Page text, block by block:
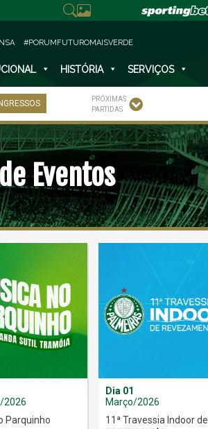
#PORUMFUTUROMAISVERDE
HISTÓRIA SERVIÇOS
INGRESSOS
PRÓXIMAS
PARTIDAS
Eventos
2026
Parquinho
Dia 01
Março/2026
11ª Travessia Indoor de